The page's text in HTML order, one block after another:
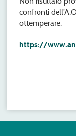
confronti
ottemperare.
https://